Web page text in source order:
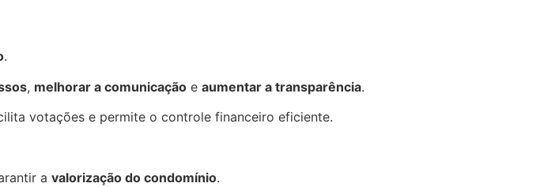
.
, melhorar a comunicação e aumentar a transparência.
votações e permite o controle financeiro eficiente.
a valorização do condomínio.